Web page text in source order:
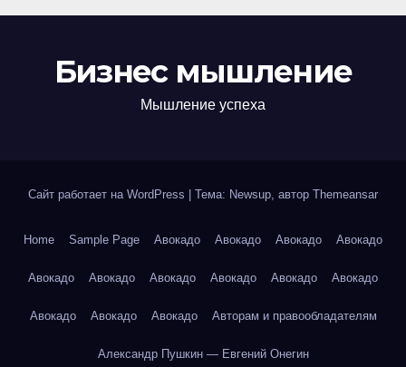
Бизнес мышление
Мышление успеха
Сайт работает на WordPress Тема: Newsup, автор Themeansar
Home Sample Page Авокадо Авокадо Авокадо Авокадо
Авокадо Авокадо Авокадо Авокадо Авокадо Авокадо
Авокадо Авокадо Авокадо Авторам и правообладателям
Александр Пушкин — Евгений Онегин